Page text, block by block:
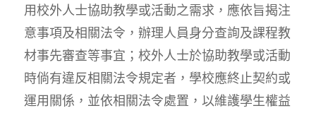
用校外人士協助教學或活動之需求，應依旨揭注
意事項及相關法令，辦理人員身分查詢及課程教
材事先審查等事宜；校外人士於協助教學或活動
時倘有違反相關法令規定者，學校應終止契約或
運用關係，並依相關法令處置，以維護學生權益